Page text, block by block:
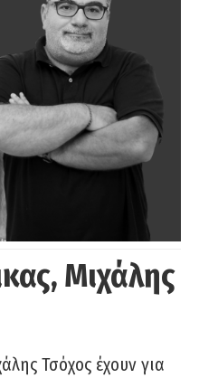
Μιχάλης
Τσόχος έχουν για